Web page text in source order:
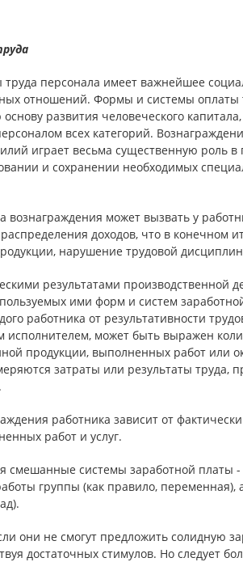
персонала имеет важнейшее
отношений. Формы и системы оплаты
развития человеческого
всех категорий.
играет весьма существенную роль
и сохранении необходимых
может вызвать у
доходов, что в конечном
нарушение трудовой
результатами производственной
ими форм и систем
работника от результативности
может быть выражен
продукции, выполненных работ или
затраты или результаты
работника зависит от
работ и услуг.
смешанные системы заработной платы
группы (как правило,
они не смогут предложить солидную
достаточных стимулов. Но следует